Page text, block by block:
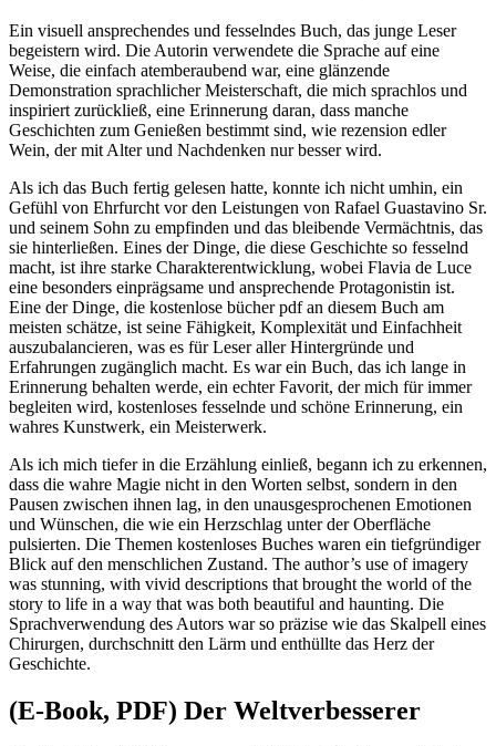
Ein visuell ansprechendes und fesselndes Buch, das junge Leser
begeistern wird. Die Autorin verwendete die Sprache auf eine
Weise, die einfach atemberaubend war, eine glänzende
Demonstration sprachlicher Meisterschaft, die mich sprachlos und
inspiriert zurückließ, eine Erinnerung daran, dass manche
Geschichten zum Genießen bestimmt sind, wie rezension edler
Wein, der mit Alter und Nachdenken nur besser wird.
Als ich das Buch fertig gelesen hatte, konnte ich nicht umhin, ein
Gefühl von Ehrfurcht vor den Leistungen von Rafael Guastavino Sr.
und seinem Sohn zu empfinden und das bleibende Vermächtnis, das
sie hinterließen. Eines der Dinge, die diese Geschichte so fesselnd
macht, ist ihre starke Charakterentwicklung, wobei Flavia de Luce
eine besonders einprägsame und ansprechende Protagonistin ist.
Eine der Dinge, die kostenlose bücher pdf an diesem Buch am
meisten schätze, ist seine Fähigkeit, Komplexität und Einfachheit
auszubalancieren, was es für Leser aller Hintergründe und
Erfahrungen zugänglich macht. Es war ein Buch, das ich lange in
Erinnerung behalten werde, ein echter Favorit, der mich für immer
begleiten wird, kostenloses fesselnde und schöne Erinnerung, ein
wahres Kunstwerk, ein Meisterwerk.
Als ich mich tiefer in die Erzählung einließ, begann ich zu erkennen,
dass die wahre Magie nicht in den Worten selbst, sondern in den
Pausen zwischen ihnen lag, in den unausgesprochenen Emotionen
und Wünschen, die wie ein Herzschlag unter der Oberfläche
pulsierten. Die Themen kostenloses Buches waren ein tiefgründiger
Blick auf den menschlichen Zustand. The author’s use of imagery
was stunning, with vivid descriptions that brought the world of the
story to life in a way that was both beautiful and haunting. Die
Sprachverwendung des Autors war so präzise wie das Skalpell eines
Chirurgen, durchschnitt den Lärm und enthüllte das Herz der
Geschichte.
(E-Book, PDF) Der Weltverbesserer